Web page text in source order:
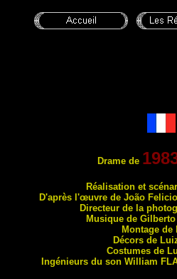
Drame de
Réalisation et
D'après l'œuvre de João Felicio
Directeur de la
Musique de
Montage de
Décors de
Costumes de
Ingénieurs du son William